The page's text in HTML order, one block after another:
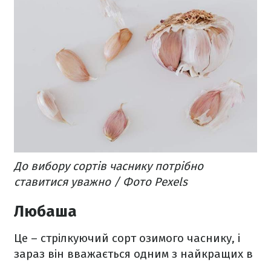
До вибору сортів часнику потрібно
ставитися уважно / Фото Pexels
Любаша
Це – стрілкуючий сорт озимого часнику, і
зараз він вважається одним з найкращих в